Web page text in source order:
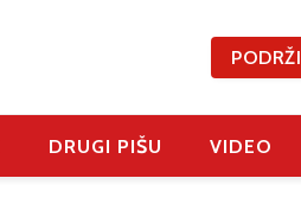
PODRŽI
DRUGI PIŠU VIDEO